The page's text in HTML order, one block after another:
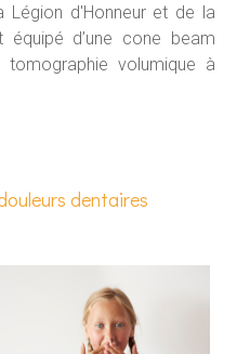
Légion d'Honneur et de la
d’une cone beam
tomographie volumique à
dentaires